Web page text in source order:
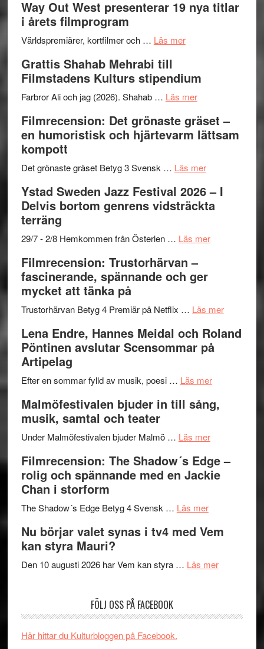
kväll
II
trailern
The
Files:
I
Want
Believe
–
Frankenshtey
med
Fox
och
Scully
Way Out West presenterar 19 nya titlar
i årets filmprogram
Världspremiärer, kortfilmer och … Läs merom
West
presenterar
nya
titlar
årets
Grattis Shahab Mehrabi till
Filmstadens Kulturs stipendium
Farbror Ali och jag (2026). Shahab … Läs merom
Shahab
Mehrabi
Filmstadens
stipendium
Filmrecension: Det grönaste gräset –
en humoristisk och hjärtevarm lättsam
kompott
Det grönaste gräset Betyg 3 Svensk … Läs merom
Det
grönaste
–
och
lättsam
Ystad Sweden Jazz Festival 2026 – I
Delvis bortom genrens vidsträckta
terräng
29/7 - 2/8 Hemkommen från Österlen … Läs merom
2026
I
Delvis
genrens
terräng
Filmrecension: Trustorhärvan –
fascinerande, spännande och ger
mycket att tänka på
Trustorhärvan Betyg 4 Premiär på Netflix … Läs merom
på
Lena Endre, Hannes Meidal och Roland
Pöntinen avslutar Scensommar på
Artipelag
Efter en sommar fylld av musik, poesi … Läs merom
Endre,
Roland
Pöntinen
Artipelag
Malmöfestivalen bjuder in till sång,
musik, samtal och teater
Under Malmöfestivalen bjuder Malmö … Läs merom
bjuder
in
samtal
teater
Filmrecension: The Shadow´s Edge –
rolig och spännande med en Jackie
Chan i storform
The Shadow´s Edge Betyg 4 Svensk … Läs merom
The
´s
och
Nu börjar valet synas i tv4 med Vem
kan styra Mauri?
Den 10 augusti 2026 har Vem kan styra … Läs merom
synas
FÖLJ OSS PÅ FACEBOOK
Här hittar du Kulturbloggen på Facebook.